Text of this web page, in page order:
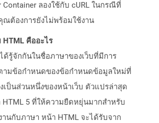
Container ลองใช้กับ cURL ในกรณีที่
ณต้องการยังไม่พร้อมใช้งาน
คืออะไร
ด้รู้จักกันในชื่อภาษาของเว็บที่มีการ
มข้อกำหนดของข้อกำหนดข้อมูลใหม่ที่
เป็นส่วนหนึ่งของหน้าเว็บ ตัวแปรล่าสุด
HTML 5 ที่ให้ความยืดหยุ่นมากสำหรับ
านกับภาษา หน้า HTML จะได้รับจาก